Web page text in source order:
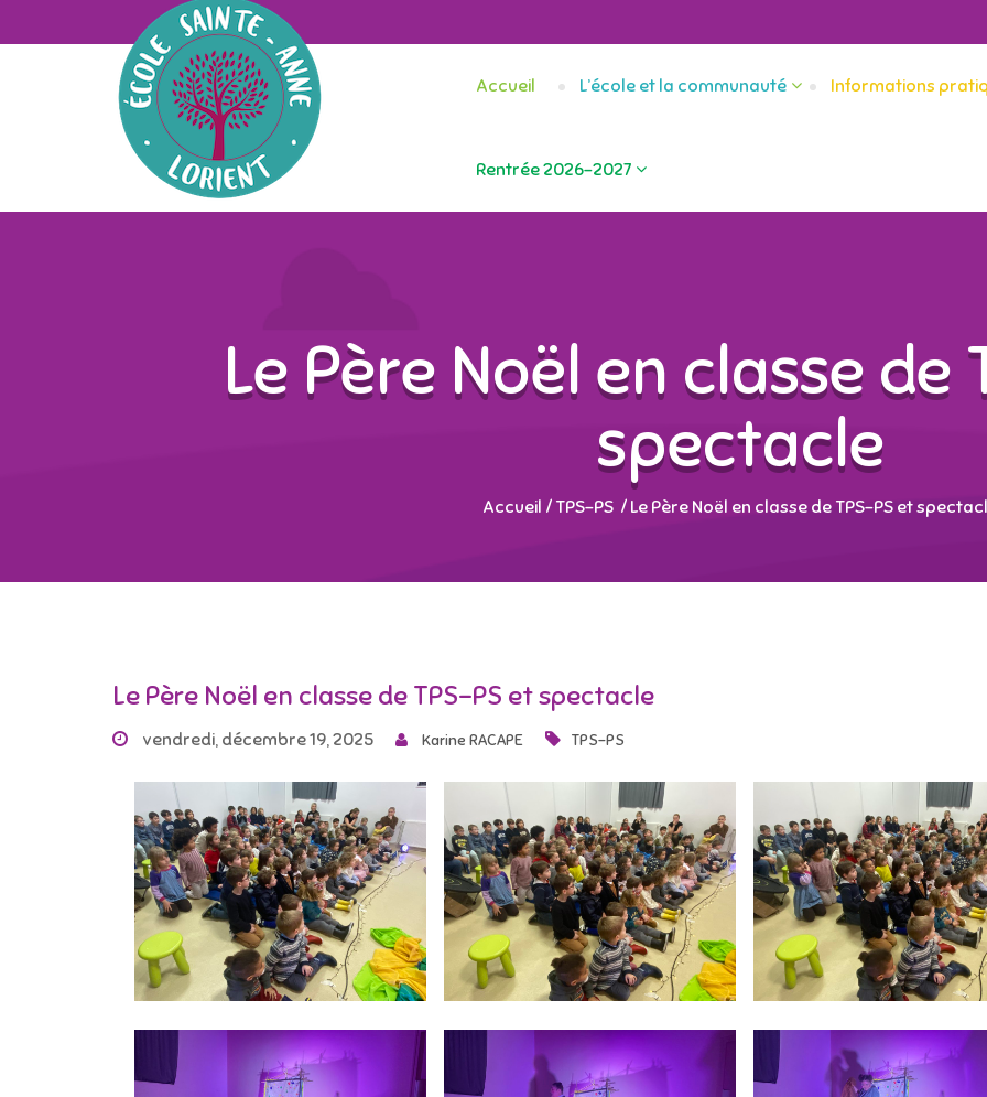
Accueil L’école et la communauté Informations
Rentrée 2026-2027
Le Père Noël en classe de
spectacle
Accueil / TPS-PS / Le Père Noël en classe de TPS-PS et
Le Père Noël en classe de TPS-PS et spectacle
vendredi, décembre 19, 2025 Karine RACAPE TPS-PS